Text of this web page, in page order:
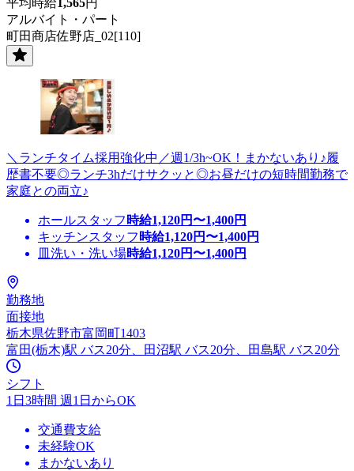
アルバイト・パート
町田商店佐野店_02[110]
＼ランチタイム採用強化中／週1/3h~OK！まかないあり♪履
歴書不要◎ランチ3hだけサクッと◎お昼だけの短時間勤務で
家庭との両立♪
ホールスタッフ 時給1,120円〜1,400円
キッチンスタッフ 時給1,120円〜1,400円
皿洗い・洗い場時給1,120円〜1,400円
勤務地
面接地
栃木県佐野市富岡町1403
富田(栃木)駅 バス20分、田沼駅 バス20分、田島駅 バス20分
シフト
1日3時間 週1日からOK
交通費支給
未経験OK
まかないあり